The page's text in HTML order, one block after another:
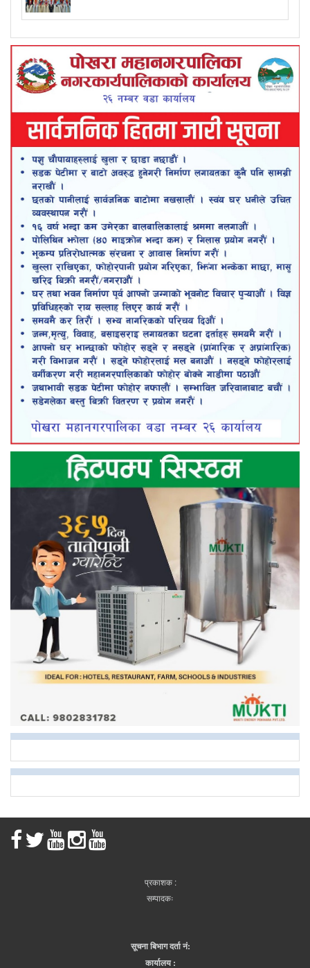
प्रकाशक :
सम्पादकः
सूचना बिभाग दर्ता नं:
कार्यालय :